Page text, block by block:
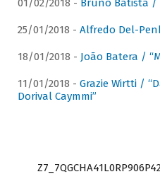
01/02/2018 - Bruno Batista /
25/01/2018 - Alfredo Del-
18/01/2018 - João Batera /
11/01/2018 - Grazie Wirtti /
Dorival Caymmi”